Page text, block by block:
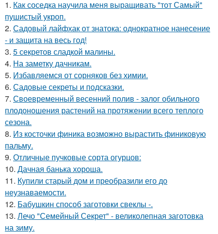
1. Как соседка научила меня выращивать "тот Самый"
пушистый укроп.
2. Садовый лайфхак от знатока: однократное нанесение
- и защита на весь год!
3. 5 секретов сладкой малины.
4. На заметку дачникам.
5. Избавляемся от сорняков без химии.
6. Садовые секреты и подсказки.
7. Своевременный весенний полив - залог обильного
плодоношения растений на протяжении всего теплого
сезона.
8. Из косточки финика возможно вырастить финиковую
пальму.
9. Отличные пучковые сорта огурцов:
10. Дачная банька хороша.
11. Купили старый дом и преобразили его до
неузнаваемости.
12. Бабушкин способ заготовки свеклы -.
13. Лечо "Семейный Секрет" - великолепная заготовка
на зиму.